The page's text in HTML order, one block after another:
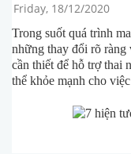
Friday, 18/12/2020
Trong suốt quá trình
những thay đổi rõ
cần thiết để hỗ trợ thai
thể khỏe mạnh cho